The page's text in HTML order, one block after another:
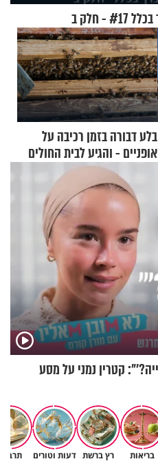
חלק ב
בלע דבורה בזמן רכיבה על
אופניים - והגיע לבית החולים
במצב מסכן חיים
קטרין נמני על מסע
בריאות רץ ברשת דעות וטורים
גם ׳הרע׳ זה הרחמים של בורא